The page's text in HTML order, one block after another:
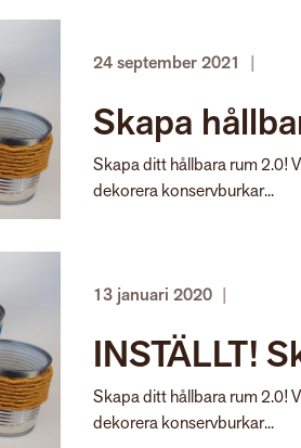
24 september 2021
Skapa
Skapa ditt hållbara rum 2.0!
dekorera konservburkar...
13 januari 2020
INSTÄLLT!
Skapa ditt hållbara rum 2.0!
dekorera konservburkar...